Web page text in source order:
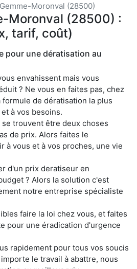
Moronval (28500)
Moronval (28500) :
tarif, coût)
pour une dératisation au
envahissent mais vous
? Ne vous en faites pas, chez
de dératisation la plus
à vos besoins.
trouvent être deux choses
de prix. Alors faites le
à vous et à vos proches, une vie
d'un prix deratiseur en
? Alors la solution c'est
notre entreprise spécialiste
faire la loi chez vous, et faites
pour une éradication d'urgence
rapidement pour tous vos soucis
le travail à abattre, nous